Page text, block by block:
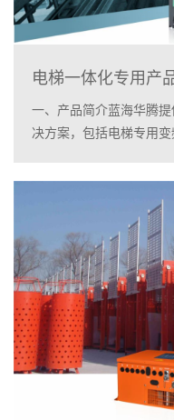
电梯一体化专用产
一、产品简介蓝海华腾
决方案，包括电梯专用变